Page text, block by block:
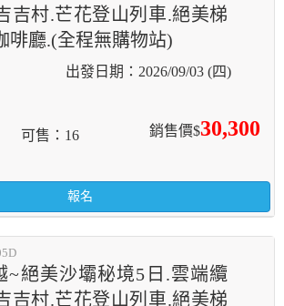
吉村.芒花登山列車.絕美梯
啡廳.(全程無購物站)
2026/09/03 (四)
銷售價$30,300
可售 16
報名
~絕美沙壩秘境5日.雲端纜
吉村.芒花登山列車.絕美梯